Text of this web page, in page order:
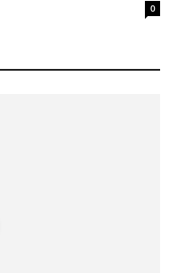
0